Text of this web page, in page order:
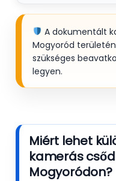
A dokumentált
Mogyoród
szükséges
legyen.
Miért lehet
kamerás
Mogyoródon?